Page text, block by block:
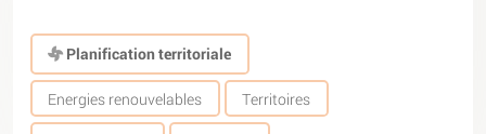
Planification territoriale
Energies renouvelables Territoires